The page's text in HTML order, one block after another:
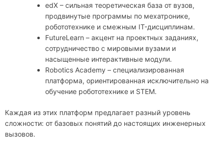
edX – сильная теоретическая база от вузов,
продвинутые программы по мехатронике,
робототехнике и смежным IT-дисциплинам.
FutureLearn – акцент на проектных заданиях,
сотрудничество с мировыми вузами и
насыщенные интерактивные модули.
Robotics Academy – специализированная
платформа, ориентированная исключительно на
обучение робототехнике и STEM.
Каждая из этих платформ предлагает разный уровень
сложности: от базовых понятий до настоящих инженерных
вызовов.